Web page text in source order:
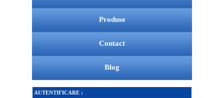
Produse
Contact
Blog
AUTENTIFICARE :